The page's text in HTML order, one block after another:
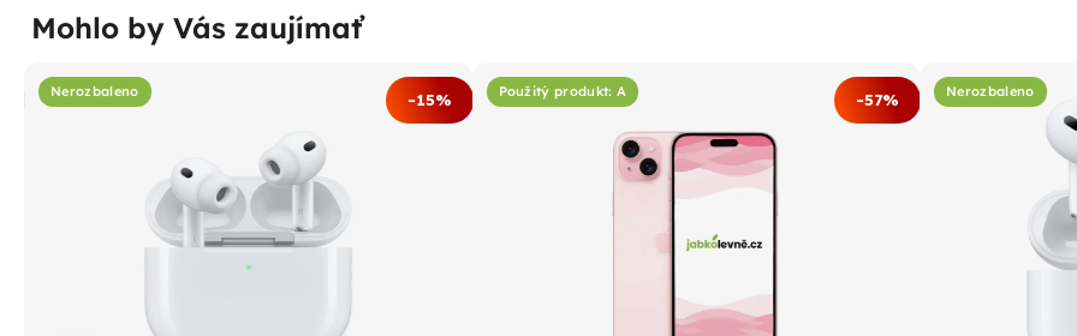
Mohlo by Vás zaujímať
Nerozbaleno -15% Použitý produkt: A -57% Nerozbaleno